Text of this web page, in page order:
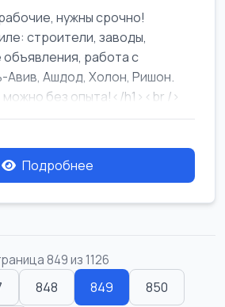
нужны срочно!
строители, заводы,
работа с
Авив, Ашдод, Холон, Ришон.
можно без опыта!</h1><br />
Подробнее
849 из 1126
848 849 850